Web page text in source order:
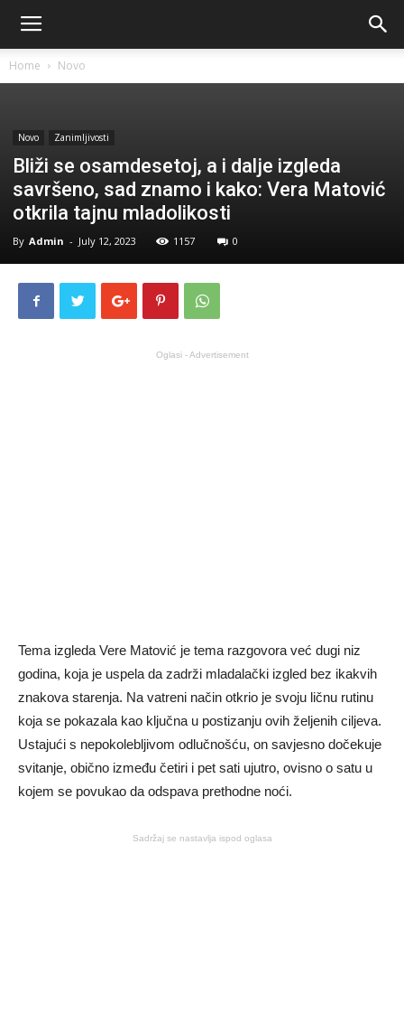
Home Novo
Novo Zanimljivosti
Bliži se osamdesetoj, a i dalje izgleda
savršeno, sad znamo i kako: Vera Matović
otkrila tajnu mladolikosti
By Admin - July 12, 2023 1157 0
Oglasi - Advertisement
Tema izgleda Vere Matović je tema razgovora već dugi niz
godina, koja je uspela da zadrži mladalački izgled bez ikakvih
znakova starenja. Na vatreni način otkrio je svoju ličnu rutinu
koja se pokazala kao ključna u postizanju ovih željenih ciljeva.
Ustajući s nepokolebljivom odlučnošću, on savjesno dočekuje
svitanje, obično između četiri i pet sati ujutro, ovisno o satu u
kojem se povukao da odspava prethodne noći.
Sadržaj se nastavlja ispod oglasa